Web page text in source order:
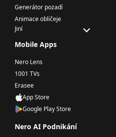
Generátor pozadí
Animace obličeje
Jiní
Mobile Apps
Nero Lens
1001 TVs
Erasee
App Store
Google Play Store
Nero AI Podnikání